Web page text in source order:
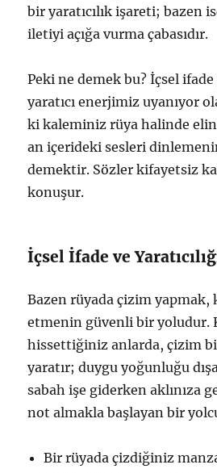
bir yaratıcılık işareti; bazen
iletiyi açığa vurma çabasıdır.
Peki ne demek bu? İçsel
yaratıcı enerjimiz uyanıyor
ki kaleminiz rüya halinde
an içerideki sesleri
demektir. Sözler kifayetsiz
konuşur.
İçsel İfade ve
Bazen rüyada çizim yapmak,
etmenin güvenli bir yoludur.
hissettiğiniz anlarda, çizim
yaratır; duygu yoğunluğu
sabah işe giderken aklınıza
not almakla başlayan bir
Bir rüyada çizdiğiniz